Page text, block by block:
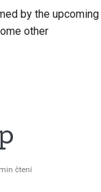
by the upcoming
other
čtení